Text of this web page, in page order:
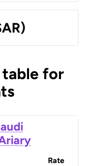
table for
Rate